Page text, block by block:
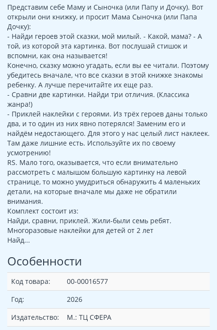
Представим себе Маму и Сыночка (или Папу и Дочку). Вот
открыли они книжку, и просит Мама Сыночка (или Папа
Дочку):
- Найди героев этой сказки, мой милый. - Какой, мама? - А
той, из которой эта картинка. Вот послушай стишок и
вспомни, как она называется!
Конечно, сказку можно угадать, если вы ее читали. Поэтому
убедитесь вначале, что все сказки в этой книжке знакомы
ребенку. А лучше перечитайте их еще раз.
- Сравни две картинки. Найди три отличия. (Классика
жанра!)
- Приклей наклейки с героями. Из трёх героев даны только
два, и то один из них явно потерялся! Заменим его и
найдём недостающего. Для этого у нас целый лист наклеек.
Там даже лишние есть. Используйте их по своему
усмотрению!
RS. Мало того, оказывается, что если внимательно
рассмотреть с малышом большую картинку на левой
странице, то можно умудриться обнаружить 4 маленьких
детали, на которые вначале мы даже не обратили
внимания.
Комплект состоит из:
Найди, сравни, приклей. Жили-были семь ребят.
Многоразовые наклейки для детей от 2 лет
Найд...
Особенности
Код товара:
00-00016577
Год:
2026
Издательство:
М.: ТЦ СФЕРА